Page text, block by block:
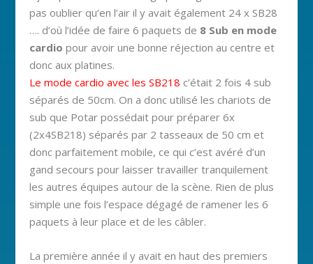
pas oublier qu’en l’air il y avait également 24 x SB28
…. d’où l’idée de faire 6 paquets de 8 Sub en mode
cardio pour avoir une bonne réjection au centre et
donc aux platines.
Le mode cardio avec les SB218 c’était 2 fois 4 sub
séparés de 50cm. On a donc utilisé les chariots de
sub que Potar possédait pour préparer 6x
(2x4SB218) séparés par 2 tasseaux de 50 cm et
donc parfaitement mobile, ce qui c’est avéré d’un
gand secours pour laisser travailler tranquilement
les autres équipes autour de la scène. Rien de plus
simple une fois l’espace dégagé de ramener les 6
paquets à leur place et de les câbler.
La première année il y avait en haut des premiers